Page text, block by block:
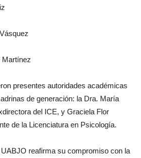
Martínez
presentes autoridades académicas
de generación: la Dra. María
del ICE, y Graciela Flor
de la Licenciatura en Psicología.
reafirma su compromiso con la